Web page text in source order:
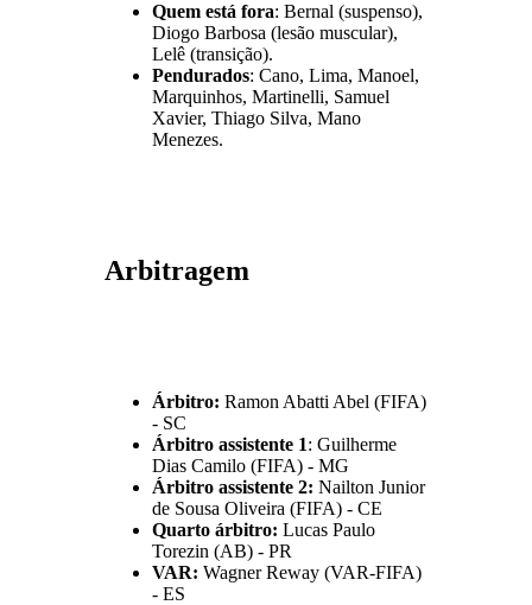
Quem está fora: Bernal (suspenso),
Diogo Barbosa (lesão muscular),
Lelê (transição).
Pendurados: Cano, Lima, Manoel,
Marquinhos, Martinelli, Samuel
Xavier, Thiago Silva, Mano
Menezes.
Arbitragem
Árbitro: Ramon Abatti Abel (FIFA)
- SC
Árbitro assistente 1: Guilherme
Dias Camilo (FIFA) - MG
Árbitro assistente 2: Nailton Junior
de Sousa Oliveira (FIFA) - CE
Quarto árbitro: Lucas Paulo
Torezin (AB) - PR
VAR: Wagner Reway (VAR-FIFA)
- ES